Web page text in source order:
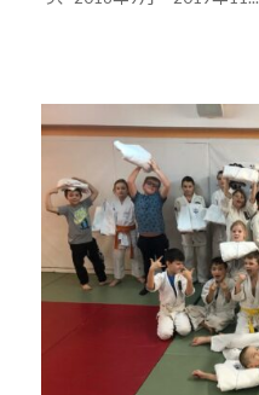
u
d
o
s
@
b
O
z